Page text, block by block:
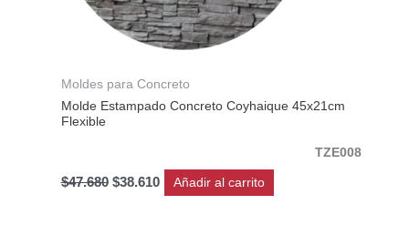
Moldes para Concreto
Molde Estampado Concreto Coyhaique 45x21cm
Flexible
TZE008
$47.680 $38.610 Añadir al carrito